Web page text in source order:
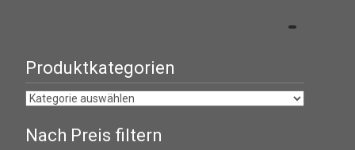
Produktkategorien
Nach Preis filtern